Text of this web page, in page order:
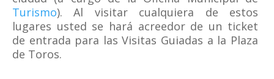
Turismo). Al visitar cualquiera de estos
lugares usted se hará acreedor de un ticket
de entrada para las Visitas Guiadas a la Plaza
de Toros.